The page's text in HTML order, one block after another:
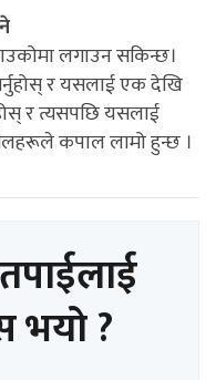
लगाउन सकिन्छ।
र यसलाई एक देखि
र त्यसपछि यसलाई
कपाल लामो हुन्छ ।
भयो ?